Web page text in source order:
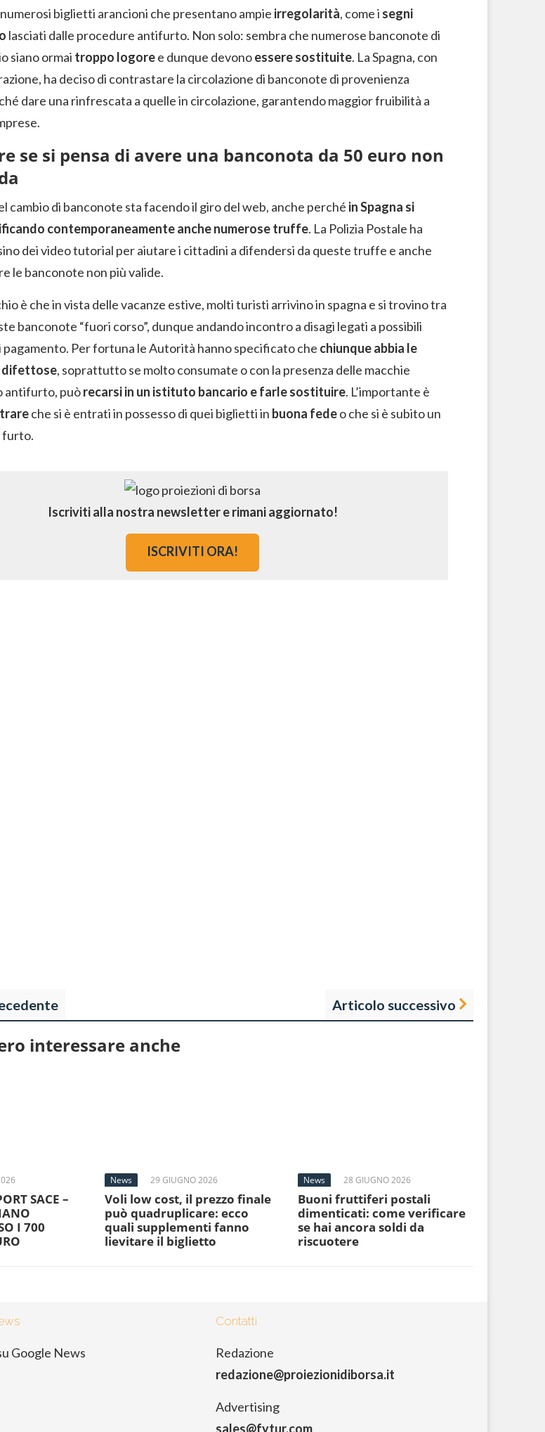
biglietti arancioni che presentano ampie irregolarità, come i segni
lasciati dalle procedure antifurto. Non solo: sembra che numerose banconote di
siano ormai troppo logoree dunque devonoessere sostituite. La Spagna, con
ha deciso di contrastare la circolazione di banconote di provenienza
dare una rinfrescata a quelle in circolazione, garantendo maggior fruibilità a
se si pensa di avere una banconota da 50 euro non
cambio di banconote sta facendo il giro del web, anche perché in Spagna si
contemporaneamente anche numerose truffe. La Polizia Postale ha
dei video tutorial per aiutare i cittadini a difendersi da queste truffe e anche
le banconote non più valide.
è che in vista delle vacanze estive, molti turisti arrivino in spagna e si trovino tra
banconote “fuori corso”, dunque andando incontro a disagi legati a possibili
pagamento. Per fortuna le Autorità hanno specificato che chiunque abbia le
difettose, soprattutto se molto consumate o con la presenza delle macchie
antifurto, puòrecarsi in un istituto bancario e farle sostituire. L’importante è
che si è entrati in possesso di quei biglietti in buona fedeo che si è subito un
furto.
Iscriviti alla nostra newsletter e rimani aggiornato!
ISCRIVITI ORA!
Articolo successivo
interessare anche
SACE –
I 700
News 29 GIUGNO 2026
Voli low cost, il prezzo finale
può quadruplicare: ecco
quali supplementi fanno
lievitare il biglietto
News 28 GIUGNO 2026
Buoni fruttiferi postali
dimenticati: come verificare
se hai ancora soldi da
riscuotere
Contatti
Redazione
redazione@proiezionidiborsa.it
Advertising
sales@fytur.com